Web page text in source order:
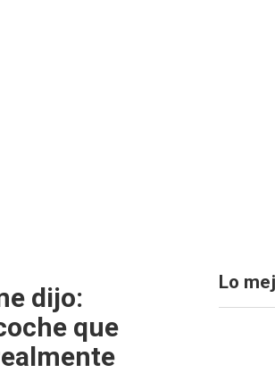
dijo:
que
Lo